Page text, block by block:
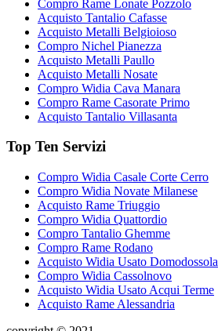
Compro Rame Lonate Pozzolo
Acquisto Tantalio Cafasse
Acquisto Metalli Belgioioso
Compro Nichel Pianezza
Acquisto Metalli Paullo
Acquisto Metalli Nosate
Compro Widia Cava Manara
Compro Rame Casorate Primo
Acquisto Tantalio Villasanta
Top Ten Servizi
Compro Widia Casale Corte Cerro
Compro Widia Novate Milanese
Acquisto Rame Triuggio
Compro Widia Quattordio
Compro Tantalio Ghemme
Compro Rame Rodano
Acquisto Widia Usato Domodossola
Compro Widia Cassolnovo
Acquisto Widia Usato Acqui Terme
Acquisto Rame Alessandria